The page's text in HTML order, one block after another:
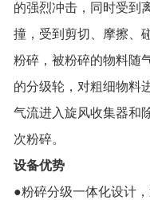
的强烈冲击，同时受到
撞，受到剪切、摩擦、
粉碎，被粉碎的物料随
的分级轮，对粗细物料
气流进入旋风收集器和
次粉碎。
设备优势
●粉碎分级一体化设计